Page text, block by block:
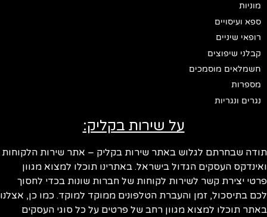
מוניות
ספא ועיסויים
רופאי שיניים
קבלני שיפוצים
חשמלאים מוסמכים
מספרות
נגרים ונגריות
על שירות בקליק:
תודה שבחרתם לגלוש באתר שירות בקליק – אתר שירות הלקוחות
ואינדקס העסקים הגדול בישראל. באתרינו תוכלו למצוא מגוון
פרטי יצירת קשר לשירות לקוחות של חברות שונות בכדי לחסוך
לכם בתיסכול, זמן והעברת הטלפונים ממוקד למוקד. כמו כן, אצלנו
באתר תוכלו למצוא מגוון רחב של פרטים על כל סוגי העסקים